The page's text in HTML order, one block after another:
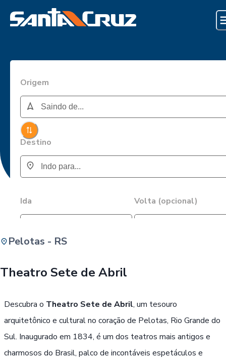
Origem
Destino
Ida Volta (opcional)
Pelotas - RS
Theatro Sete de Abril
Descubra o Theatro Sete de Abril, um tesouro
arquitetônico e cultural no coração de Pelotas, Rio Grande do
Sul. Inaugurado em 1834, é um dos teatros mais antigos e
charmosos do Brasil, palco de incontáveis espetáculos e